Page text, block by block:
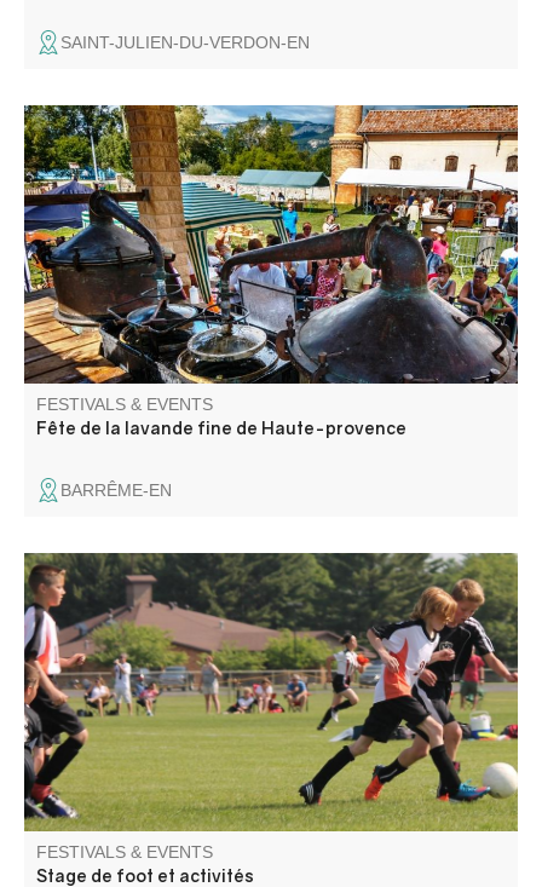
SAINT-JULIEN-DU-VERDON-EN
For decades, Barrême supplied essential oils to Grasse's
greatest perfumers. Today, a handful of producers
perpetuate this production, which will be honored by the
Lavender and Heritage Association during this event.
FESTIVALS & EVENTS
Fête de la lavande fine de Haute-provence
BARRÊME-EN
Stage de football et activités pour les enfants de Annot et
villages voisins. Avec un éducateur diplômé d'état,
initiation au football et activités, plaisir, respect et esprit
d'équipe.
FESTIVALS & EVENTS
Stage de foot et activités